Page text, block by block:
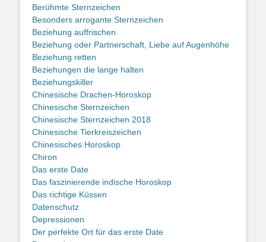
Berühmte Sternzeichen
Besonders arrogante Sternzeichen
Beziehung auffrischen
Beziehung oder Partnerschaft, Liebe auf Augenhöhe
Beziehung retten
Beziehungen die lange halten
Beziehungskiller
Chinesische Drachen-Horoskop
Chinesische Sternzeichen
Chinesische Sternzeichen 2018
Chinesische Tierkreiszeichen
Chinesisches Horoskop
Chiron
Das erste Date
Das faszinierende indische Horoskop
Das richtige Küssen
Datenschutz
Depressionen
Der perfekte Ort für das erste Date